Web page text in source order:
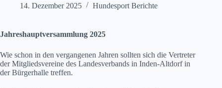
14. Dezember 2025 Hundesport Berichte
Jahreshauptversammlung 2025
Wie schon in den vergangenen Jahren sollten sich die Vertreter
der Mitgliedsvereine des Landesverbands in Inden-Altdorf in
der Bürgerhalle treffen.